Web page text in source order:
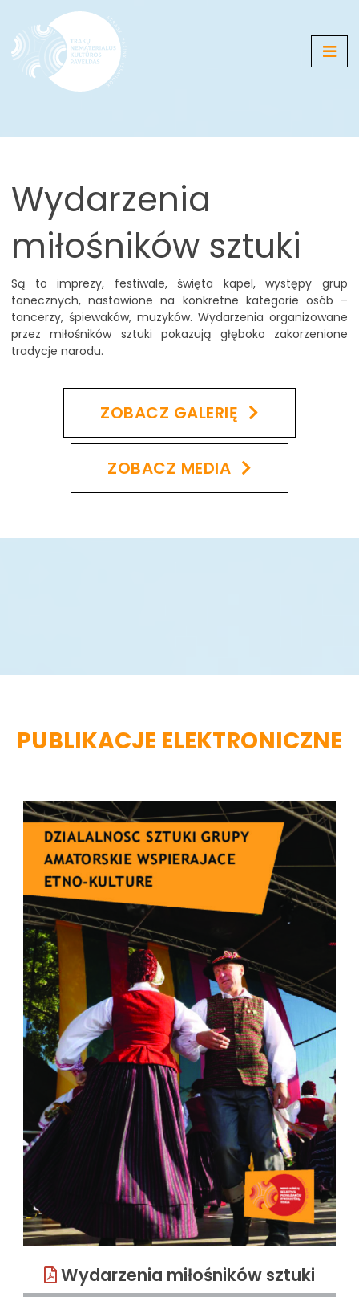
Galerie
Wydarzenia
LT EN RU DE PL
Wydarzenia
miłośników sztuki
Są to imprezy, festiwale, święta kapel, występy grup
tanecznych, nastawione na konkretne kategorie osób –
tancerzy, śpiewaków, muzyków. Wydarzenia organizowane
przez miłośników sztuki pokazują głęboko zakorzenione
tradycje narodu.
ZOBACZ GALERIĘ
ZOBACZ MEDIA
PUBLIKACJE ELEKTRONICZNE
Wydarzenia miłośników sztuki